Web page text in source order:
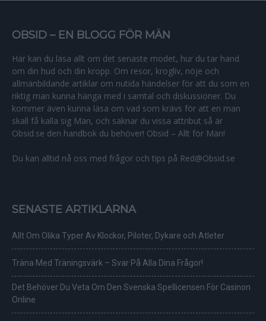
OBSID – EN BLOGG FÖR MÄN
Här kan du läsa allt om det senaste modet, hur du tar hand
om din hud och din kropp. Om resor, krogliv, nöje och
allmänbildande artiklar om nutida händelser för att du som en
riktig man kunna hänga med i samtal och diskussioner. Du
kommer även kunna läsa om vad som krävs för att en man
skall få kalla sig Man, och saknar du vissa attribut så är
Obsid.se den handbok du behöver! Obsid – Allt för Män!
Du kan alltid nå oss med frågor och tips på Red@Obsid.se
SENASTE ARTIKLARNA
Allt Om Olika Typer Av Klockor, Piloter, Dykare och Atleter
Träna Med Träningsvärk – Svar På Alla Dina Frågor!
Det Behöver Du Veta Om Den Svenska Spellicensen För Casinon
Online